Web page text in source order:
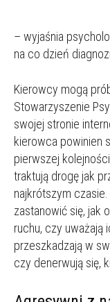
– wyjaśnia
na co dzień
Kierowcy mogą
Stowarzyszenie
swojej stronie
kierowca powinien
pierwszej
traktują drogę jak
najkrótszym
zastanowić się, jak
ruchu, czy uważają
przeszkadzają w
czy denerwują się,